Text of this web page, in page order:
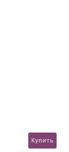
Купить